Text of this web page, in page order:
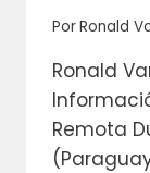
PorRonald
Ronald
Remota